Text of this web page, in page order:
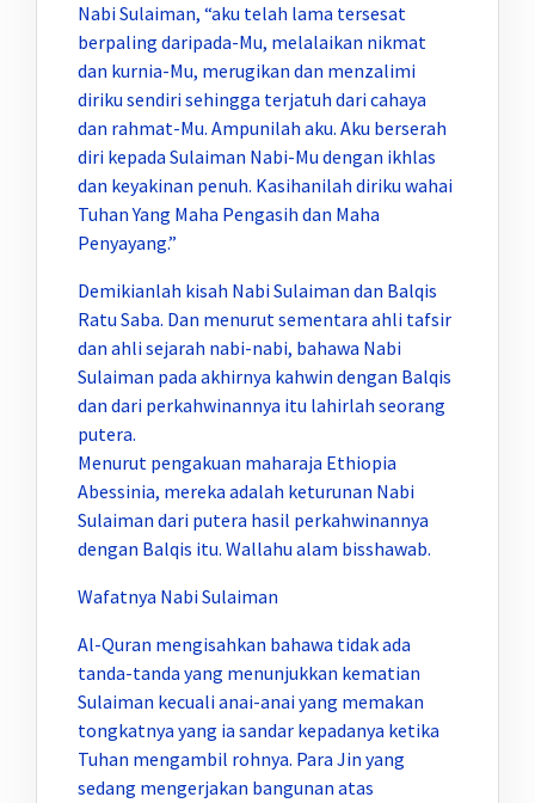
Nabi Sulaiman, “aku telah lama tersesat
berpaling daripada-Mu, melalaikan nikmat
dan kurnia-Mu, merugikan dan menzalimi
diriku sendiri sehingga terjatuh dari cahaya
dan rahmat-Mu. Ampunilah aku. Aku berserah
diri kepada Sulaiman Nabi-Mu dengan ikhlas
dan keyakinan penuh. Kasihanilah diriku wahai
Tuhan Yang Maha Pengasih dan Maha
Penyayang.”
Demikianlah kisah Nabi Sulaiman dan Balqis
Ratu Saba. Dan menurut sementara ahli tafsir
dan ahli sejarah nabi-nabi, bahawa Nabi
Sulaiman pada akhirnya kahwin dengan Balqis
dan dari perkahwinannya itu lahirlah seorang
putera.
Menurut pengakuan maharaja Ethiopia
Abessinia, mereka adalah keturunan Nabi
Sulaiman dari putera hasil perkahwinannya
dengan Balqis itu. Wallahu alam bisshawab.
Wafatnya Nabi Sulaiman
Al-Quran mengisahkan bahawa tidak ada
tanda-tanda yang menunjukkan kematian
Sulaiman kecuali anai-anai yang memakan
tongkatnya yang ia sandar kepadanya ketika
Tuhan mengambil rohnya. Para Jin yang
sedang mengerjakan bangunan atas